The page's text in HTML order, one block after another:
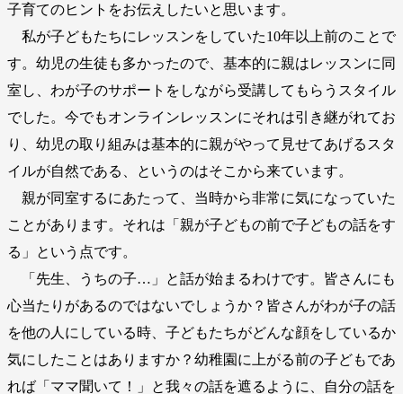
子育てのヒントをお伝えしたいと思います。
私が子どもたちにレッスンをしていた10年以上前のことで
す。幼児の生徒も多かったので、基本的に親はレッスンに同
室し、わが子のサポートをしながら受講してもらうスタイル
でした。今でもオンラインレッスンにそれは引き継がれてお
り、幼児の取り組みは基本的に親がやって見せてあげるスタ
イルが自然である、というのはそこから来ています。
親が同室するにあたって、当時から非常に気になっていた
ことがあります。それは「親が子どもの前で子どもの話をす
る」という点です。
「先生、うちの子…」と話が始まるわけです。皆さんにも
心当たりがあるのではないでしょうか？皆さんがわが子の話
を他の人にしている時、子どもたちがどんな顔をしているか
気にしたことはありますか？幼稚園に上がる前の子どもであ
れば「ママ聞いて！」と我々の話を遮るように、自分の話を